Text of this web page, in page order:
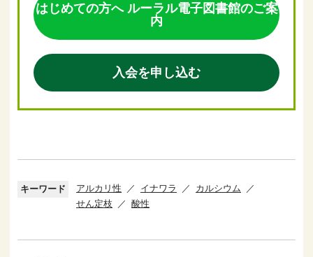
はじめての方へ ルーラル電子図書館のご案
内
入会を申し込む
キーワード アルカリ性 イナワラ
カルシウム
せん定枝
酸性